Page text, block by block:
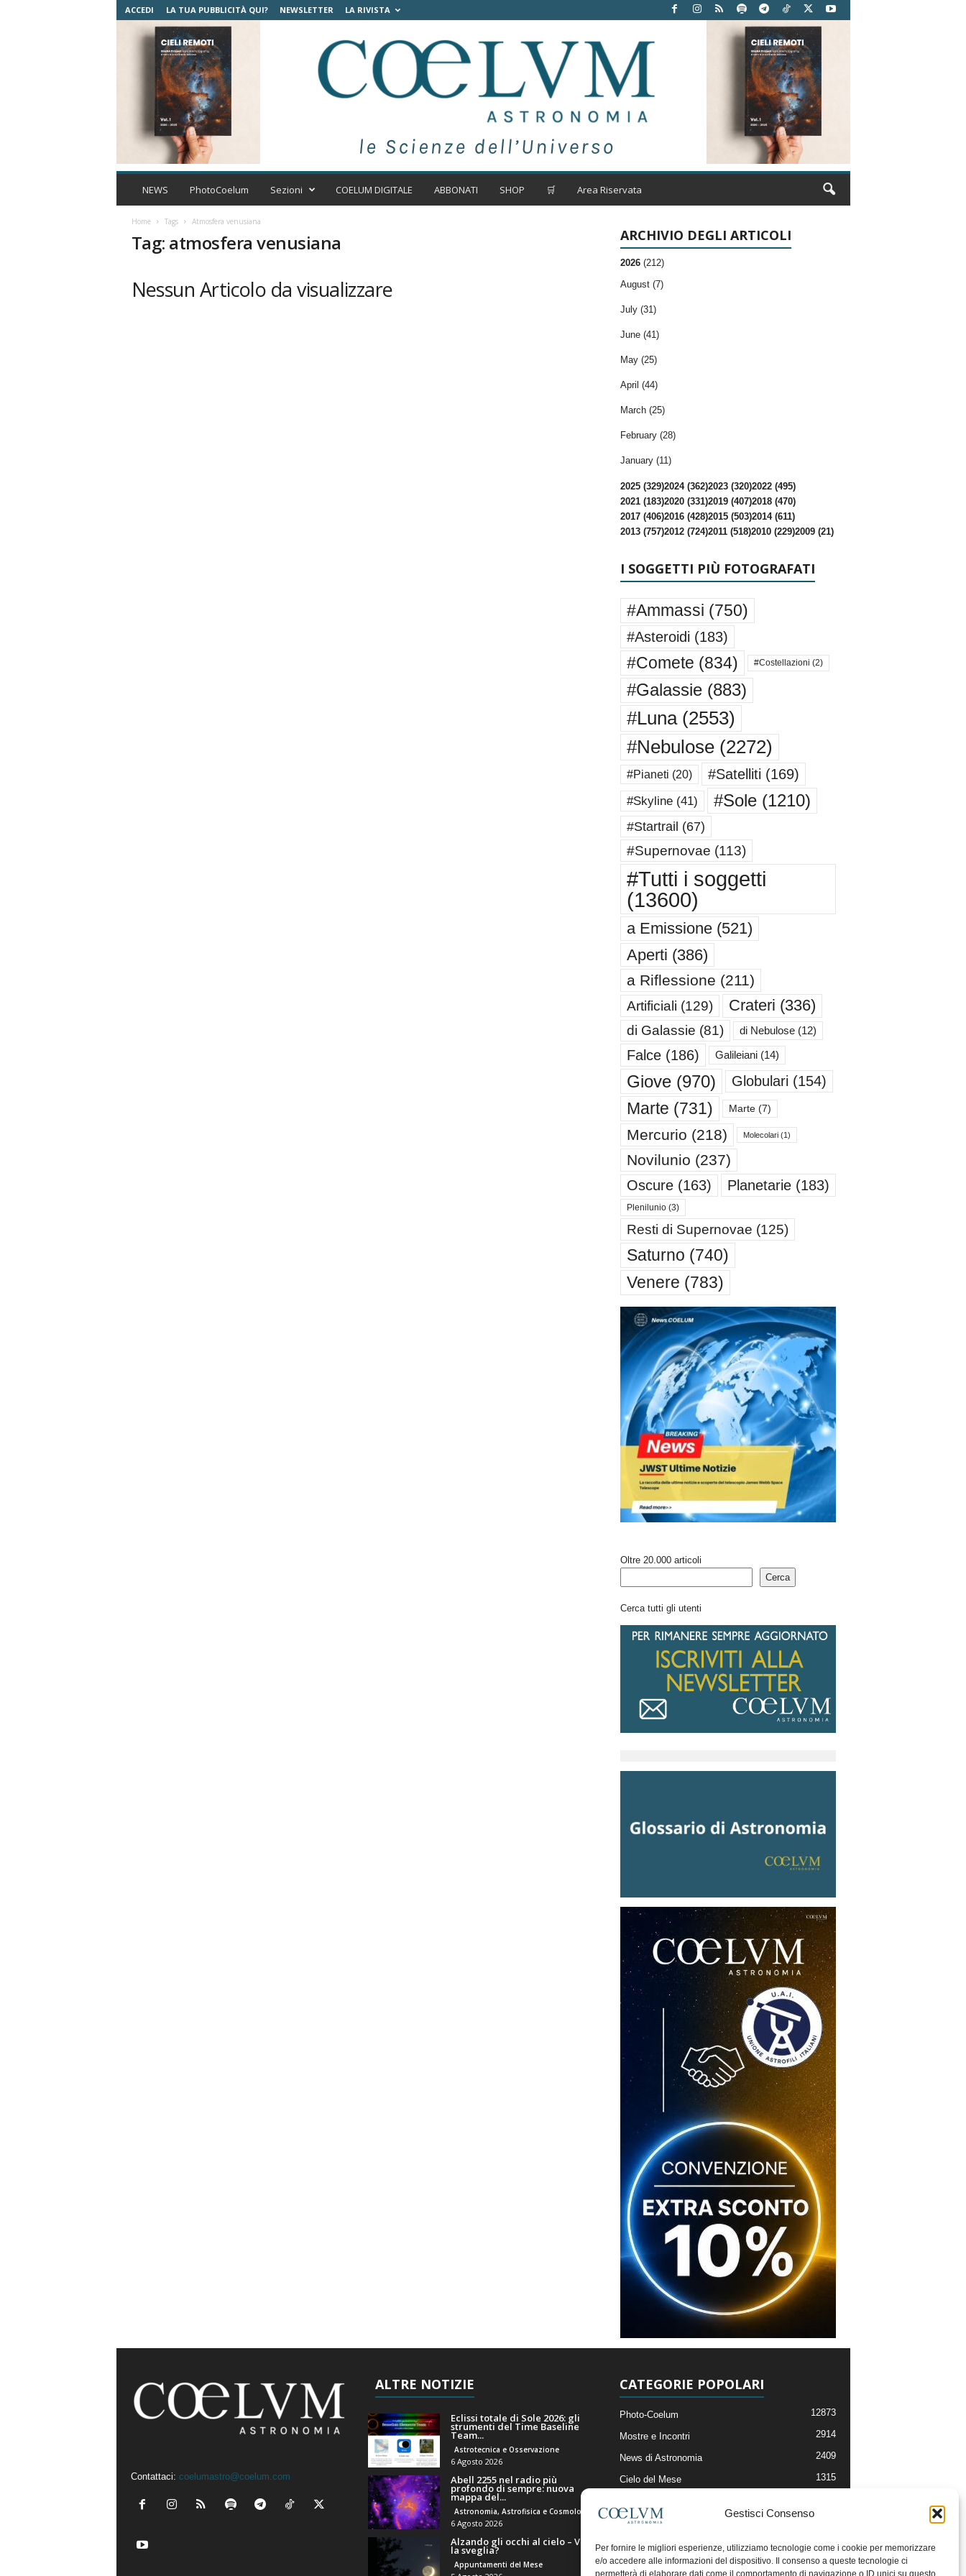
Gestisci Consenso
Per fornire le migliori esperienze, utilizziamo tecnologie come i cookie per memorizzare
e/o accedere alle informazioni del dispositivo. Il consenso a queste tecnologie ci
permetterà di elaborare dati come il comportamento di navigazione o ID unici su questo
ACCEDI LA TUA PUBBLICITÀ QUI? NEWSLETTER LA RIVISTA
C
m
t
NEWS PhotoCoelum Sezioni COELUM DIGITALE ABBONATI SHOP 🛒 Area Riservata
Home Tags Atmosfera venusiana
Tag: atmosfera venusiana
Nessun Articolo da visualizzare
ARCHIVIO DEGLI ARTICOLI
2026 (212)
August (7)
July (31)
June (41)
May (25)
April (44)
March (25)
February (28)
January (11)
2025 (329)2024 (362)2023 (320)2022 (495)
2021 (183)2020 (331)2019 (407)2018 (470)
2017 (406)2016 (428)2015 (503)2014 (611)
2013 (757)2012 (724)2011 (518)2010 (229)2009 (21)
I SOGGETTI PIÙ FOTOGRAFATI
#Ammassi (750)
#Asteroidi (183)
#Comete (834) #Costellazioni (2)
#Galassie(883)
#Luna(2553)
#Nebulose(2272)
#Pianeti (20) #Satelliti (169)
#Skyline(41) #Sole(1210)
#Startrail (67)
#Supernovae (113)
#Tutti i soggetti
(13600)
a Emissione(521)
Aperti (386)
a Riflessione (211)
Artificiali (129) Crateri (336)
di Galassie (81) di Nebulose(12)
Falce(186) Galileiani(14)
Giove(970) Globulari (154)
Marte (731) Marte(7)
Mercurio (218) Molecolari(1)
Novilunio (237)
Oscure(163) Planetarie(183)
Plenilunio(3)
Resti di Supernovae (125)
Saturno (740)
Venere (783)
Oltre 20.000 articoli
Cerca
Cerca tutti gli utenti
Contattaci: coelumastro@coelum.com
ALTRE NOTIZIE
Eclissi totale di Sole 2026: gli
strumenti del Time Baseline
Team...
Astrotecnica e Osservazione
6 Agosto 2026
Abell 2255 nel radio più
profondo di sempre: nuova
mappa del...
Astronomia, Astrofisica e Cosmologia
6 Agosto 2026
Alzando gli occhi al cielo – Vale
la sveglia?
Appuntamenti del Mese
CATEGORIE POPOLARI
Photo-Coelum 12873
Mostre e Incontri 2914
News di Astronomia 2409
Cielo del Mese 1315
Articoli e Risorse On-Line
Il Blog della Redazione